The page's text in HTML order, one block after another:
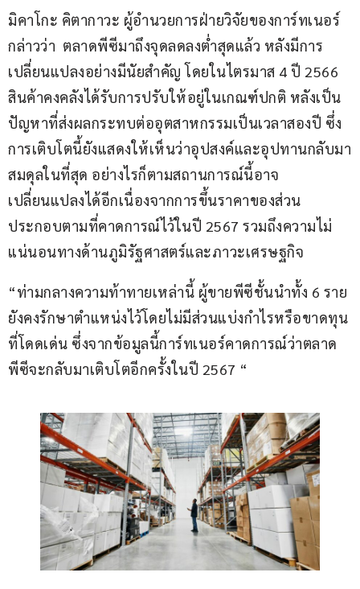
มิคาโกะ คิตากาวะ ผู้อำนวยการฝ่ายวิจัยของการ์ทเนอร์
กล่าวว่า  ตลาดพีซีมาถึงจุดลดลงต่ำสุดแล้ว หลังมีการ
เปลี่ยนแปลงอย่างมีนัยสำคัญ โดยในไตรมาส 4 ปี 2566
สินค้าคงคลังได้รับการปรับให้อยู่ในเกณฑ์ปกติ หลังเป็น
ปัญหาที่ส่งผลกระทบต่ออุตสาหกรรมเป็นเวลาสองปี ซึ่ง
การเติบโตนี้ยังแสดงให้เห็นว่าอุปสงค์และอุปทานกลับมา
สมดุลในที่สุด อย่างไรก็ตามสถานการณ์นี้อาจ
เปลี่ยนแปลงได้อีกเนื่องจากการขึ้นราคาของส่วน
ประกอบตามที่คาดการณ์ไว้ในปี 2567 รวมถึงความไม่
แน่นอนทางด้านภูมิรัฐศาสตร์และภาวะเศรษฐกิจ
“ท่ามกลางความท้าทายเหล่านี้ ผู้ขายพีซีชั้นนำทั้ง 6 ราย
ยังคงรักษาตำแหน่งไว้โดยไม่มีส่วนแบ่งกำไรหรือขาดทุน
ที่โดดเด่น ซึ่งจากข้อมูลนี้การ์ทเนอร์คาดการณ์ว่าตลาด
พีซีจะกลับมาเติบโตอีกครั้งในปี 2567 “